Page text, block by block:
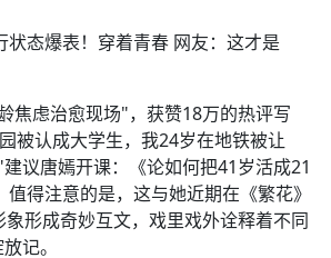
焦虑治愈现场"，获赞18万的热评写
被认成大学生，我24岁在地铁被让
议唐嫣开课：《论如何把41岁活成21
得注意的是，这与她近期在《繁花》
形成奇妙互文，戏里戏外诠释着不同
记。